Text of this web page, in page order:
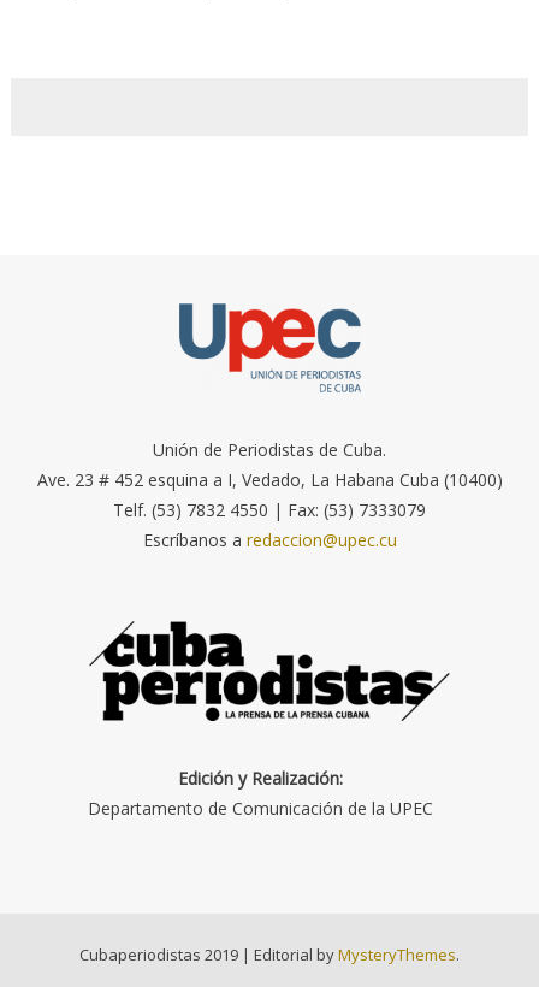
Unión de Periodistas de Cuba.
Ave. 23 # 452 esquina a I, Vedado, La Habana Cuba (10400)
Telf. (53) 7832 4550 | Fax: (53) 7333079
Escríbanos a redaccion@upec.cu
Edición y Realización:
Departamento de Comunicación de la UPEC
Cubaperiodistas 2019 | Editorial byMysteryThemes.